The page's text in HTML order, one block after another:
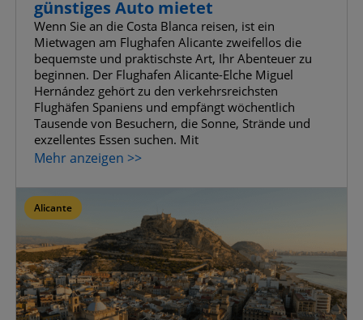
günstiges Auto mietet
Wenn Sie an die Costa Blanca reisen, ist ein
Mietwagen am Flughafen Alicante zweifellos die
bequemste und praktischste Art, Ihr Abenteuer zu
beginnen. Der Flughafen Alicante-Elche Miguel
Hernández gehört zu den verkehrsreichsten
Flughäfen Spaniens und empfängt wöchentlich
Tausende von Besuchern, die Sonne, Strände und
exzellentes Essen suchen. Mit
Mehr anzeigen >>
Alicante